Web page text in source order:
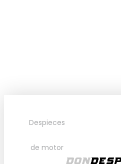
Despieces
de motor